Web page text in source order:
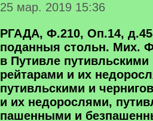
25 мар. 2019 15:36
РГАДА, Ф.210, Оп.14,
поданныя стольн. Мих.
в Путивле путивльскими
рейтарами и их
путивльскими и
и их недорослями,
пашенными и